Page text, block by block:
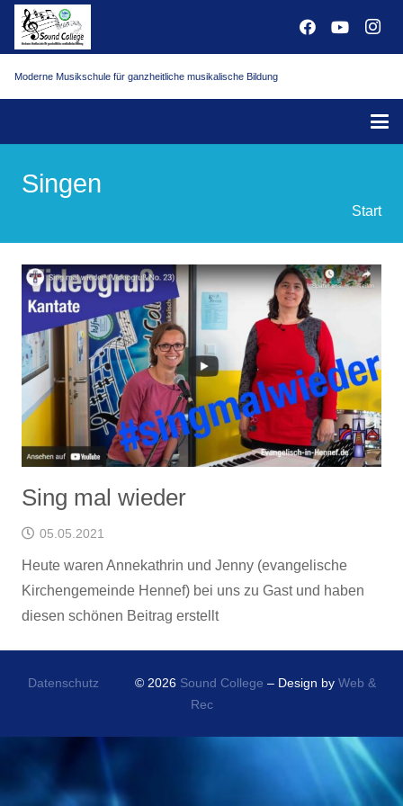
Moderne Musikschule für ganzheitliche musikalische Bildung
Singen
Start
Sing mal wieder
05.05.2021
Heute waren Annekathrin und Jenny (evangelische
Kirchengemeinde Hennef) bei uns zu Gast und haben
diesen schönen Beitrag erstellt
Datenschutz © 2026 Sound College – Design by Web &
Rec